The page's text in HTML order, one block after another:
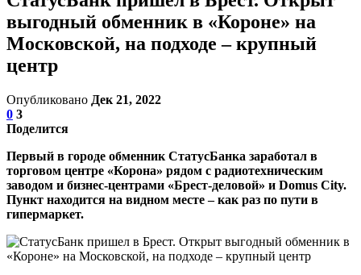
выгодный обменник в «Короне» на
Московской, на подходе – крупный
центр
Опубликовано Дек 21, 2022
0 3
Поделится
Первый в городе обменник СтатусБанка заработал в
торговом центре «Корона» рядом с радиотехническим
заводом и бизнес-центрами «Брест-деловой» и Domus City.
Пункт находится на видном месте – как раз по пути в
гипермаркет.